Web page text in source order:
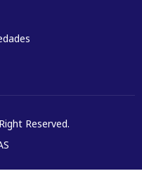
Reserved.